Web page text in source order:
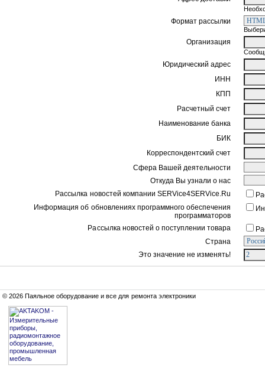
Формат рассылки
Организация
Юридический адрес
ИНН
КПП
Расчетный счет
Наименование банка
БИК
Корреспондентский счет
Сфера Вашей деятельности
Откуда Вы узнали о нас
Рассылка новостей компании SERVice4SERVice.Ru
Информация об обновлениях программного обеспечения
программаторов
Рассылка новостей о поступлении товара
Страна
Это значение не изменять!
© 2026 Паяльное оборудование и все для ремонта электроники